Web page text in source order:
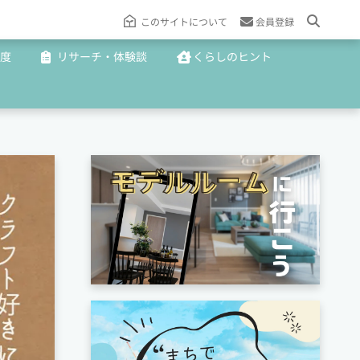
このサイトについて 会員登録
リサーチ・体験談 くらしのヒント